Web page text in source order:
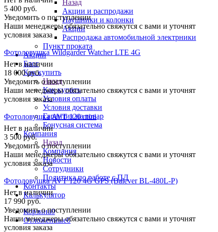
Назад
Акции и распродажи
Наушники и колонки
Акции
Распродажа автомобильной электрники
Пункт проката
Акции
Блог
Как купить
Назад
Как купить
Условия оплаты
Условия доставки
Гарантия на товар
Бонусная система
Компания
Назад
Компания
Новости
Сотрудники
Политика по работе с ПД
Контакты
Калькулятор
Корзина0
Отложенные0
5 400 руб.
Уведомить о поступлении
Наши менеджеры обязательно свяжутся с вами и уточнят
условия заказа
Фотоловушка Wildgarder Watcher LTE 4G
Нет в наличии
18 000руб.
Уведомить о поступлении
Наши менеджеры обязательно свяжутся с вами и уточнят
условия заказа
Фотоловушка AVT 120 mini
Нет в наличии
3 500 руб.
Уведомить о поступлении
Наши менеджеры обязательно свяжутся с вами и уточнят
условия заказа
Фотоловушка AVT 120 4G GPS (Balever BL-480L-P)
Нет в наличии
17 990руб.
Уведомить о поступлении
Наши менеджеры обязательно свяжутся с вами и уточнят
условия заказа